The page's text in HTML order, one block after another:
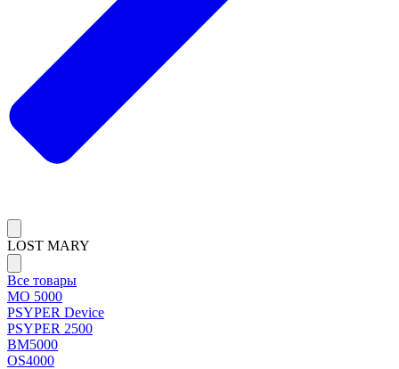
LOST MARY
Все товары
MO 5000
PSYPER Device
PSYPER 2500
BM5000
OS4000